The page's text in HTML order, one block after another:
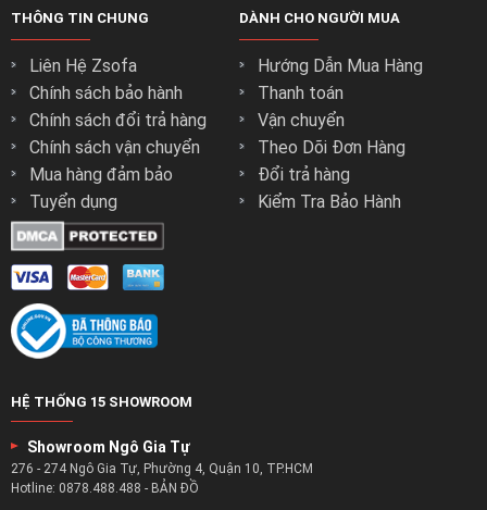
THÔNG TIN CHUNG
Liên Hệ Zsofa
Chính sách bảo hành
Chính sách đổi trả hàng
Chính sách vận chuyển
Mua hàng đảm bảo
Tuyển dụng
DÀNH CHO NGƯỜI MUA
Hướng Dẫn Mua Hàng
Thanh toán
Vận chuyển
Theo Dõi Đơn Hàng
Đổi trả hàng
Kiểm Tra Bảo Hành
HỆ THỐNG 15 SHOWROOM
Showroom Ngô Gia Tự
276 - 274 Ngô Gia Tự, Phường 4, Quận 10, TP.HCM
Hotline: 0878.488.488 - BẢN ĐỒ